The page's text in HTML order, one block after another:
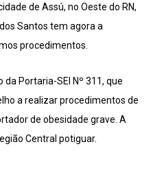
de Assú, no Oeste do RN,
Santos tem agora a
procedimentos.
Portaria-SEI Nº 311, que
a realizar procedimentos de
de obesidade grave. A
Central potiguar.